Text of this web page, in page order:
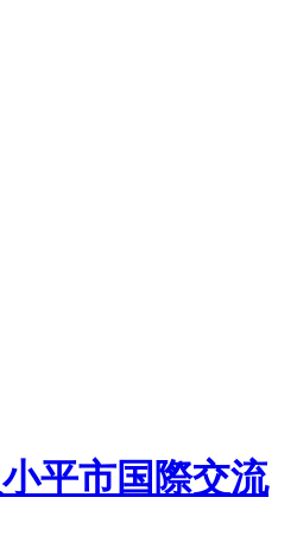
小平市国際交流